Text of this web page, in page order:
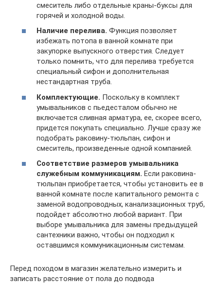
смеситель либо отдельные краны-буксы для
горячей и холодной воды.
Наличие перелива. Функция позволяет
избежать потопа в ванной комнате при
закупорке выпускного отверстия. Следует
только помнить, что для перелива требуется
специальный сифон и дополнительная
нестандартная труба.
Комплектующие. Поскольку в комплект
умывальников с пьедесталом обычно не
включается сливная арматура, ее, скорее всего,
придется покупать специально. Лучше сразу же
подобрать раковину-тюльпан, сифон и
смеситель, произведенные одной компанией.
Соответствие размеров умывальника
служебным коммуникациям. Если раковина-
тюльпан приобретается, чтобы установить ее в
ванной комнате после капитального ремонта с
заменой водопроводных, канализационных труб,
подойдет абсолютно любой вариант. При
выборе умывальника для замены предыдущей
сантехники важно, чтобы он подходил к
оставшимся коммуникационным системам.
Перед походом в магазин желательно измерить и
записать расстояние от пола до подвода